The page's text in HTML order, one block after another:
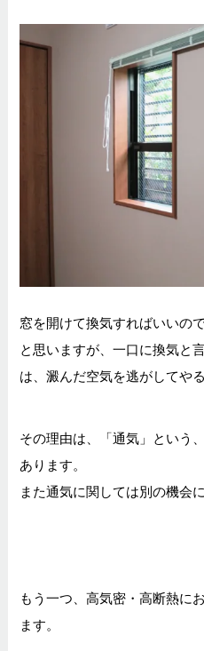
窓を開けて換気すればいいの
と思いますが、 一口に換気と
は、澱んだ空気を逃がしてや
その理由は、「通気」という
あります。
また通気に関しては別の機会
もう一つ、高気密・高断熱に
ます。